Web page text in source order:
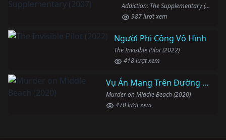
Addiction: The Supplementary (2007)
987 lượt xem
Người Phi Công Vô Hình
The Invisible Pilot (2022)
418 lượt xem
Vụ Án Mạng Trên Đường Middle Beach
Murder on Middle Beach (2020)
470 lượt xem